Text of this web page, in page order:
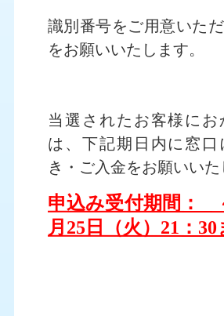
識別番号をご用意いた
をお願いいたします。
当選されたお客様にお
は、下記期日内に窓口
き・ご入金をお願いいた
申込み受付期間：
月25日（火）21：30